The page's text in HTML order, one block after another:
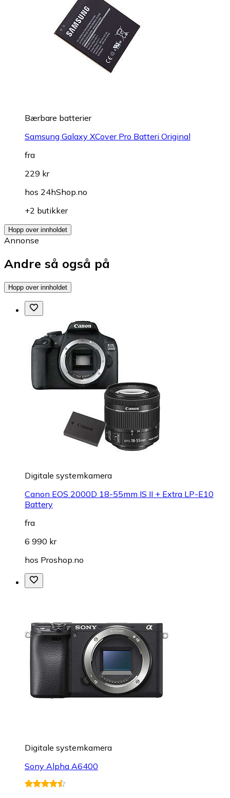
Bærbare batterier
Samsung Galaxy XCover Pro Batteri Original
fra
229 kr
hos 24hShop.no
+2 butikker
Hopp over innholdet
Annonse
Andre så også på
Hopp over innholdet
Digitale systemkamera
Canon EOS 2000D 18-55mm IS II + Extra LP-E10
Battery
fra
6 990 kr
hos Proshop.no
Digitale systemkamera
Sony Alpha A6400